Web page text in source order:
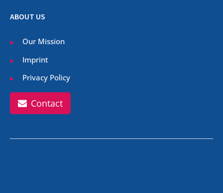
ABOUT US
Our Mission
Imprint
Privacy Policy
Contact